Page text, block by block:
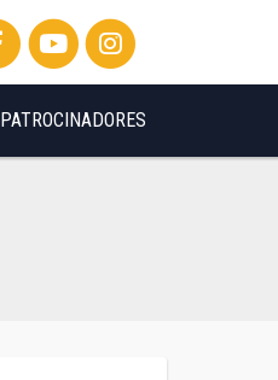
PATROCINADORES